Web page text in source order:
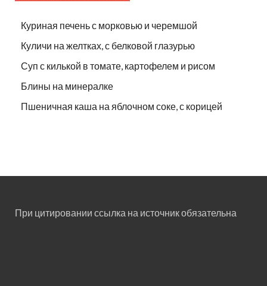
Куриная печень с морковью и черемшой
Куличи на желтках, с белковой глазурью
Суп с килькой в томате, картофелем и рисом
Блины на минералке
Пшеничная каша на яблочном соке, с корицей
При цитировании ссылка на источник обязательна